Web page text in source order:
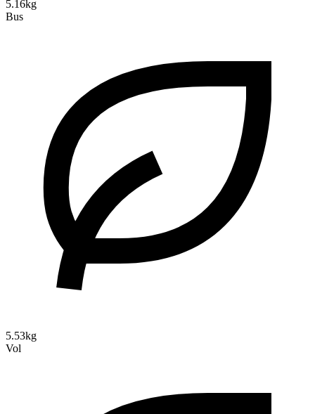
5.16kg
Bus
5.53kg
Vol